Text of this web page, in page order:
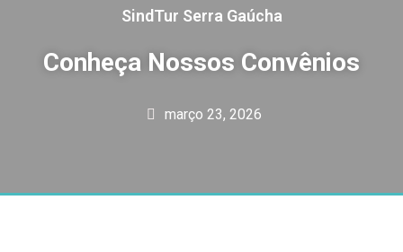
SindTur Serra Gaúcha
Conheça Nossos Convênios
março 23, 2026